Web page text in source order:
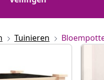
Tuinieren